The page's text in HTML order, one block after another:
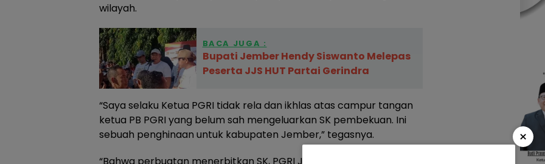
wilayah.
BACA JUGA :
Bupati Jember Hendy Siswanto Melepas
Peserta JJS HUT Partai Gerindra
“Saya selaku Ketua PGRI tidak rela dan ikhlas atas campur tangan
ketua PB PGRI yang belum sah mengeluarkan SK pembekuan. Ini
sebuah penghinaan untuk kabupaten Jember,” tegasnya.
×